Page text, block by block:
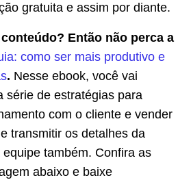
gratuita e assim por diante.
Então não perca a
como ser mais produtivo e
. Nesse ebook, você vai
série de estratégias para
com o cliente e vender
transmitir os detalhes da
também. Confira as
abaixo e baixe